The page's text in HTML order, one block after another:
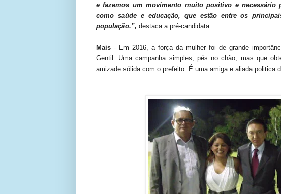
e fazemos um movimento muito positivo e necessário
como saúde e educação, que estão entre os
população.”, destaca a pré-candidata.
Mais - Em 2016, a força da mulher foi de grande
Gentil. Uma campanha simples, pés no chão, mas que
amizade sólida com o prefeito. É uma amiga e aliada politica